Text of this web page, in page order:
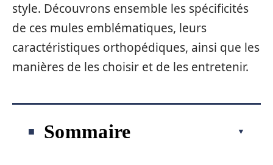
style. Découvrons ensemble les spécificités
de ces mules emblématiques, leurs
caractéristiques orthopédiques, ainsi que les
manières de les choisir et de les entretenir.
Sommaire